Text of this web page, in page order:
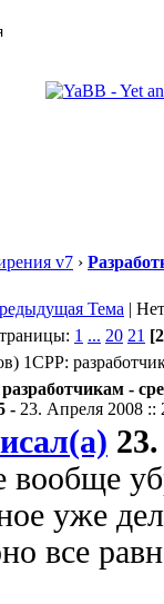
v7 ›
Тема |
1 ... 20 21
1CPP:
-
- 23. Апреля 2008 ::
уже
все